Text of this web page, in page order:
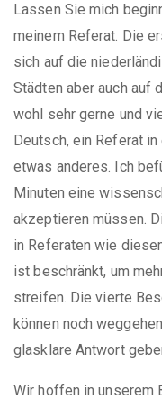
Lassen Sie mich
meinem Referat. Die
sich auf die
Städten aber auch auf
wohl sehr gerne und
Deutsch, ein Referat
etwas anderes. Ich
Minuten eine
akzeptieren müssen.
in Referaten wie
ist beschränkt, um
streifen. Die vierte
können noch
glasklare Antwort
Wir hoffen in unserem